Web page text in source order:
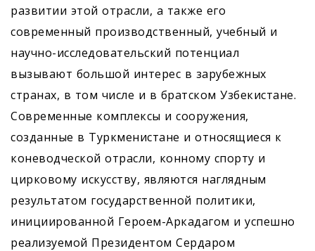
развитии этой отрасли, а также его
современный производственный, учебный и
научно-исследовательский потенциал
вызывают большой интерес в зарубежных
странах, в том числе и в братском Узбекистане.
Современные комплексы и сооружения,
созданные в Туркменистане и относящиеся к
коневодческой отрасли, конному спорту и
цирковому искусству, являются наглядным
результатом государственной политики,
инициированной ­Героем-Аркадагом и успешно
реализуемой Президентом Сердаром